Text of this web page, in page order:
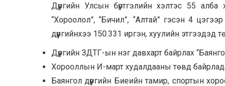
Дүүргийн Улсын бүртгэлийн хэлтэс 55
“Хороолол”, “Бичил”, “Алтай” гэсэн 4
дүүргийнхээ 150.331 иргэн, хуулийн этгээдэд
Дүүргийн ЗДТГ-ын нэг давхарт байрлах
Хорооллын И-март худалдааны төвд
Баянгол дүүргийн Биеийн тамир, спортын